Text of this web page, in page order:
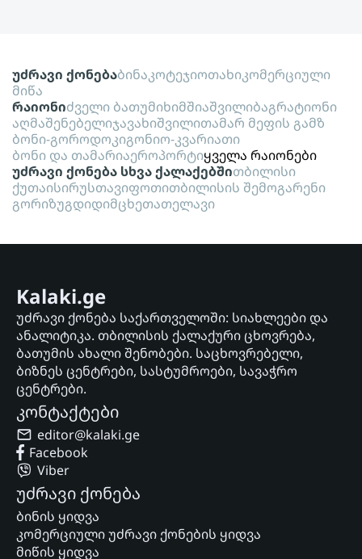
უძრავი ქონებაბინაკოტეჯიოთახიკომერციული
მიწა
რაიონიძველი ბათუმიხიმშიაშვილიბაგრატიონი
აღმაშენებელიჯავახიშვილითამარ მეფის გამზ
ბონი-გოროდოკიგონიო-კვარიათი
ბონი და თამარიაეროპორტიყველა რაიონები
უძრავი ქონება სხვა ქალაქებშითბილისი
ქუთაისირუსთავიფოთითბილისის შემოგარენი
გორიზუგდიდიმცხეთათელავი
Kalaki.ge
უძრავი ქონება საქართველოში: სიახლეები და
ანალიტიკა. თბილისის ქალაქური ცხოვრება,
ბათუმის ახალი შენობები. საცხოვრებელი,
ბიზნეს ცენტრები, სასტუმროები, სავაჭრო
ცენტრები.
კონტაქტები
editor@kalaki.ge
Facebook
Viber
უძრავი ქონება
ბინის ყიდვა
კომერციული უძრავი ქონების ყიდვა
მიწის ყიდვა